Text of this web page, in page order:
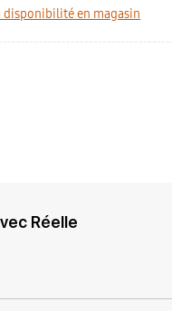
disponibilité en magasin
Réelle